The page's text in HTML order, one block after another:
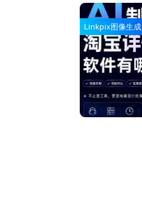
Linkpix图像生成